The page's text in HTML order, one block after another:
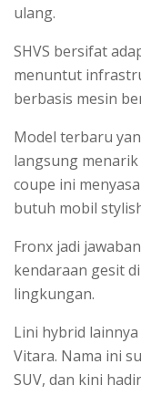
ulang.
SHVS bersifat
menuntut
berbasis mesin
Model terbaru
langsung
coupe ini
butuh mobil
Fronx jadi
kendaraan gesit
lingkungan.
Lini hybrid
Vitara. Nama ini
SUV, dan kini